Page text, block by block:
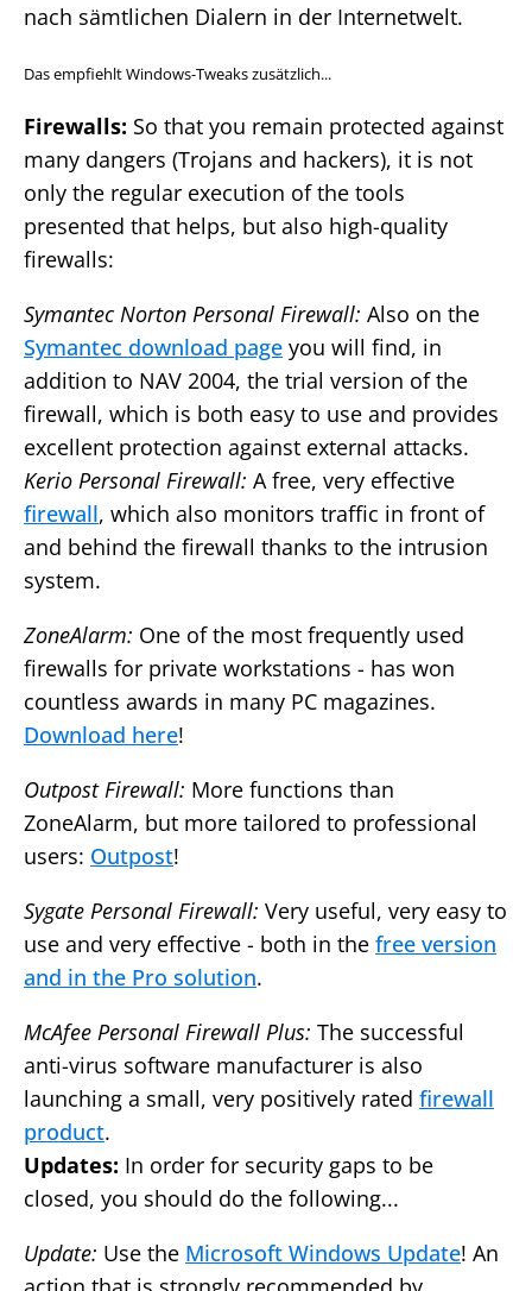
nach sämtlichen Dialern in der Internetwelt.
Das empfiehlt Windows-Tweaks zusätzlich...
Firewalls: So that you remain protected against
many dangers (Trojans and hackers), it is not
only the regular execution of the tools
presented that helps, but also high-quality
firewalls:
Symantec Norton Personal Firewall: Also on the
Symantec download page you will find, in
addition to NAV 2004, the trial version of the
firewall, which is both easy to use and provides
excellent protection against external attacks.
Kerio Personal Firewall: A free, very effective
firewall, which also monitors traffic in front of
and behind the firewall thanks to the intrusion
system.
ZoneAlarm: One of the most frequently used
firewalls for private workstations - has won
countless awards in many PC magazines.
Download here!
Outpost Firewall: More functions than
ZoneAlarm, but more tailored to professional
users: Outpost!
Sygate Personal Firewall: Very useful, very easy to
use and very effective - both in the free version
and in the Pro solution.
McAfee Personal Firewall Plus: The successful
anti-virus software manufacturer is also
launching a small, very positively rated firewall
product.
Updates: In order for security gaps to be
closed, you should do the following...
Update: Use the Microsoft Windows Update! An